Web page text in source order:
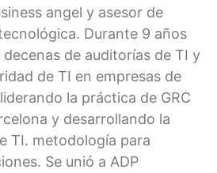
angel y asesor de
Durante 9 años
de auditorías de TI y
de TI en empresas de
la práctica de GRC
y desarrollando la
TI. metodología para
Se unió a ADP